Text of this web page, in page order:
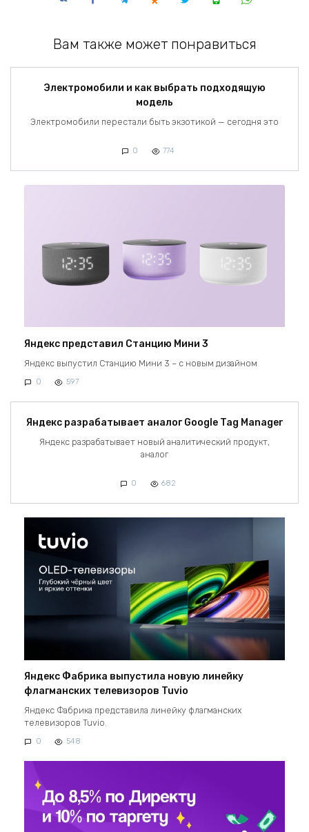
Вам также может понравиться
Электромобили и как выбрать подходящую
модель
Электромобили перестали быть экзотикой — сегодня это
0 774
Яндекс представил Станцию Мини 3
Яндекс выпустил Станцию Мини 3 – с новым дизайном
0 597
Яндекс разрабатывает аналог Google Tag Manager
Яндекс разрабатывает новый аналитический продукт,
аналог
0 682
Яндекс Фабрика выпустила новую линейку
флагманских телевизоров Tuvio
Яндекс Фабрика представила линейку флагманских
телевизоров Tuvio.
0 548